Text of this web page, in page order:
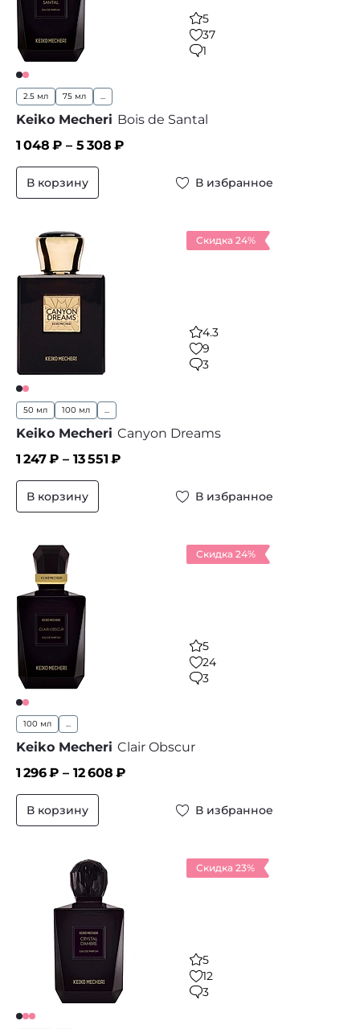
5
37
1
2.5 мл 75 мл ...
Keiko Mecheri Bois de Santal
1 048 ₽ – 5 308 ₽
В корзину В избранное
Скидка 24%
4.3
9
3
50 мл 100 мл ...
Keiko Mecheri Canyon Dreams
1 247₽ – 13 551 ₽
В корзину В избранное
Скидка 24%
5
24
3
100 мл ...
Keiko Mecheri Clair Obscur
1 296₽ – 12 608 ₽
В корзину В избранное
Скидка 23%
5
12
3